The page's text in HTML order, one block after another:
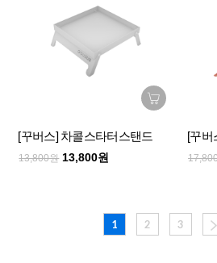
[꾸버스] 차콜스타터스탠드
13,800원 13,800원
[꾸버
1 2 3